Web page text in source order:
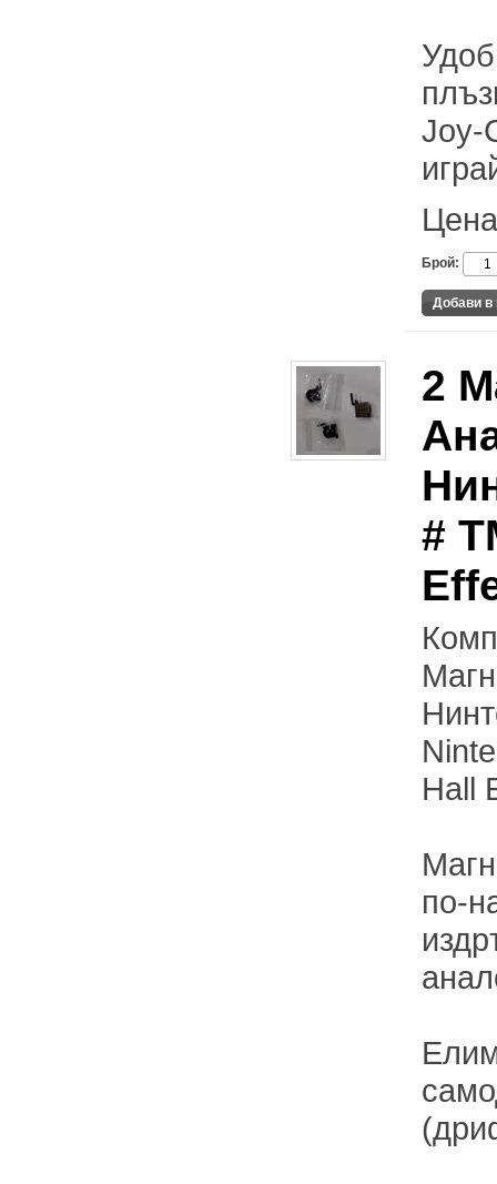
Joy-
Брой:
2
#
Hall
по-